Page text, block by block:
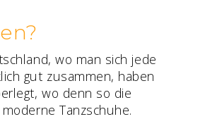
wo man sich jede
gut zusammen, haben
wo denn so die
Tanzschuhe.